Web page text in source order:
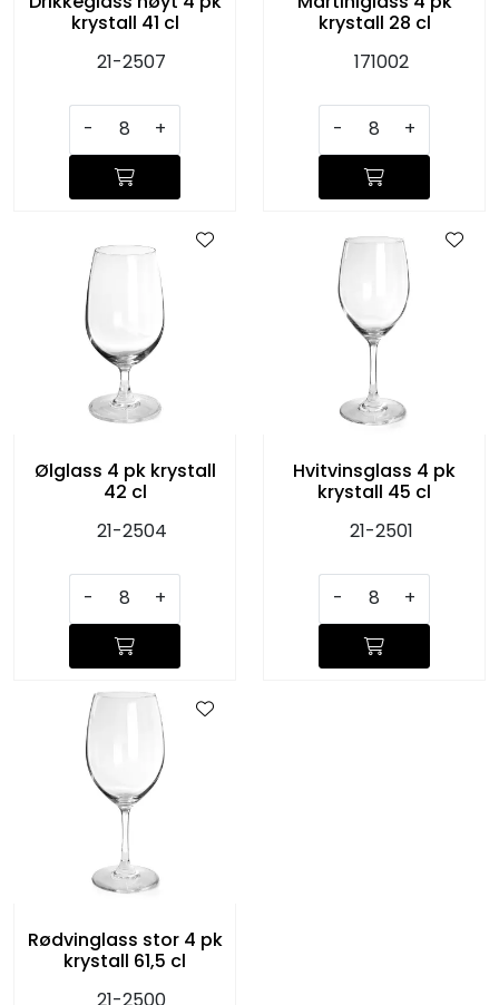
krystall 41 cl
21-2507
- +
krystall 28 cl
171002
- +
Ølglass 4 pk krystall
42 cl
21-2504
- +
Hvitvinsglass 4 pk
krystall 45 cl
21-2501
- +
Rødvinglass stor 4 pk
krystall 61,5 cl
21-2500